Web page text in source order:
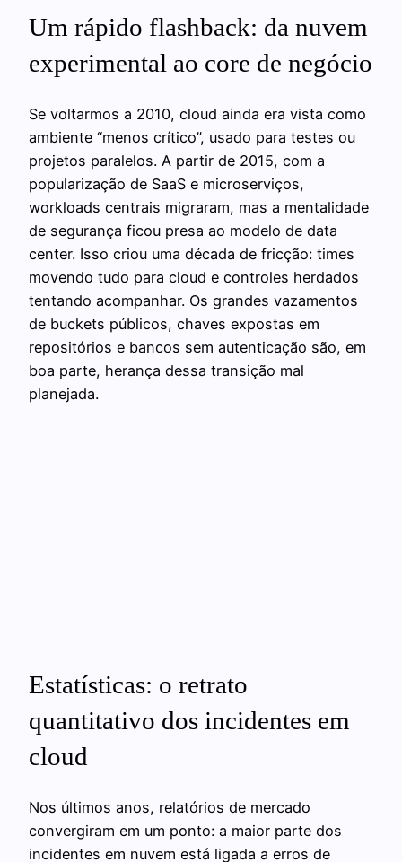
Um rápido flashback: da nuvem
experimental ao core de negócio
Se voltarmos a 2010, cloud ainda era vista como
ambiente “menos crítico”, usado para testes ou
projetos paralelos. A partir de 2015, com a
popularização de SaaS e microserviços,
workloads centrais migraram, mas a mentalidade
de segurança ficou presa ao modelo de data
center. Isso criou uma década de fricção: times
movendo tudo para cloud e controles herdados
tentando acompanhar. Os grandes vazamentos
de buckets públicos, chaves expostas em
repositórios e bancos sem autenticação são, em
boa parte, herança dessa transição mal
planejada.
Estatísticas: o retrato
quantitativo dos incidentes em
cloud
Nos últimos anos, relatórios de mercado
convergiram em um ponto: a maior parte dos
incidentes em nuvem está ligada a erros de